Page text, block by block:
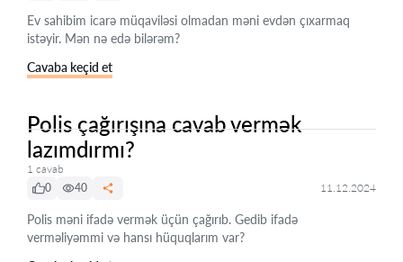
Ev sahibim icarə müqaviləsi olmadan məni evdən çıxarmaq
istəyir. Mən nə edə bilərəm?
Cavaba keçid et
Polis çağırışına cavab vermək
lazımdırmı?
1 cavab
0
40 11.12.2024
Polis məni ifadə vermək üçün çağırıb. Gedib ifadə
verməliyəmmi və hansı hüquqlarım var?